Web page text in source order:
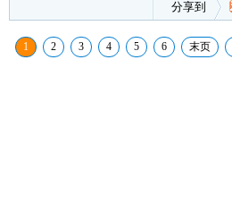
分享到
1 2 3 4 5 6 末页